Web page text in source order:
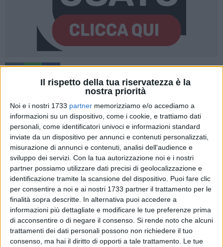
Il rispetto della tua riservatezza è la
nostra priorità
Noi e i nostri 1733 partner memorizziamo e/o accediamo a
informazioni su un dispositivo, come i cookie, e trattiamo dati
personali, come identificatori univoci e informazioni standard
inviate da un dispositivo per annunci e contenuti personalizzati,
misurazione di annunci e contenuti, analisi dell'audience e
sviluppo dei servizi. Con la tua autorizzazione noi e i nostri
partner possiamo utilizzare dati precisi di geolocalizzazione e
identificazione tramite la scansione del dispositivo. Puoi fare clic
per consentire a noi e ai nostri 1733 partner il trattamento per le
finalità sopra descritte. In alternativa puoi accedere a
informazioni più dettagliate e modificare le tue preferenze prima
di acconsentire o di negare il consenso. Si rende noto che alcuni
trattamenti dei dati personali possono non richiedere il tuo
consenso, ma hai il diritto di opporti a tale trattamento. Le tue
MARZIA MORVA E GIUSEPPE DALBIS
Per la Chiesa Cattolica il termine teologico è
"transustanziazione",ovvero la presenza di Cristo nell'ostia
consacrata. Il Corpo di Cristo non figuratamente, ma l'intera
sostanza del pane diventa il suo corpo, il vino diventa il suo
sangue al momento della consacrazione.
Questo è ilCorpus Domini, solennità centrale nell'anno
liturgico, celebrato ieri, 7 giugno, anche dalla comunità di
fedeli e dal clero giovinazzese.
Alle 19.30 la santa messa solenne celebrata all'esterno della
parrocchia diMaria SS Immacolata di viale Moro , da dove,